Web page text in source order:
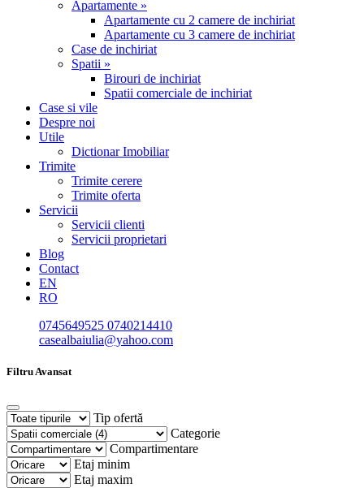
Apartamente »
Apartamente cu 2 camere de inchiriat
Apartamente cu 3 camere de inchiriat
Case de inchiriat
Spatii »
Birouri de inchiriat
Spatii comerciale de inchiriat
Case si vile
Despre noi
Utile
Dictionar Imobiliar
Trimite
Trimite cerere
Trimite oferta
Servicii
Servicii clienti
Servicii proprietari
Blog
Contact
EN
RO
0745649525 0740214410
casealbaiulia@yahoo.com
Filtru Avansat
Tip ofertă
Categorie
Compartimentare
Etaj minim
Etaj maxim